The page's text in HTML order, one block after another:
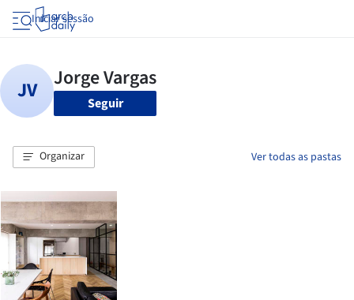
Iniciar sessão
Seguir
Organizar Ver todas as pastas